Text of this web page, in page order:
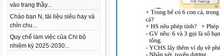
vào trang thầy...
Chào bạn N, tài liệu siêu hay và
chỉn chu...
Quy chế làm việc của Chi bộ
nhiệm kỳ 2025-2030...